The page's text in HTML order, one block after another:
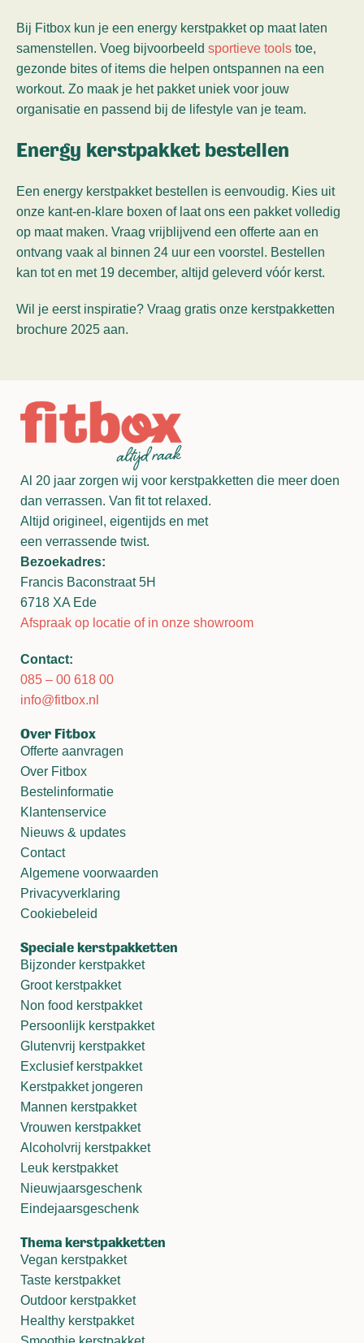
Bij Fitbox kun je een energy kerstpakket op maat laten
samenstellen. Voeg bijvoorbeeld sportieve tools toe,
gezonde bites of items die helpen ontspannen na een
workout. Zo maak je het pakket uniek voor jouw
organisatie en passend bij de lifestyle van je team.
Energy kerstpakket bestellen
Een energy kerstpakket bestellen is eenvoudig. Kies uit
onze kant-en-klare boxen of laat ons een pakket volledig
op maat maken. Vraag vrijblijvend een offerte aan en
ontvang vaak al binnen 24 uur een voorstel. Bestellen
kan tot en met 19 december, altijd geleverd vóór kerst.
Wil je eerst inspiratie? Vraag gratis onze kerstpakketten
brochure 2025 aan.
Al 20 jaar zorgen wij voor kerstpakketten die meer doen
dan verrassen. Van fit tot relaxed.
Altijd origineel, eigentijds en met
een verrassende twist.
Bezoekadres:
Francis Baconstraat 5H
6718 XA Ede
Afspraak op locatie of in onze showroom
Contact:
085 – 00 618 00
info@fitbox.nl
Over Fitbox
Offerte aanvragen
Over Fitbox
Bestelinformatie
Klantenservice
Nieuws & updates
Contact
Algemene voorwaarden
Privacyverklaring
Cookiebeleid
Speciale kerstpakketten
Bijzonder kerstpakket
Groot kerstpakket
Non food kerstpakket
Persoonlijk kerstpakket
Glutenvrij kerstpakket
Exclusief kerstpakket
Kerstpakket jongeren
Mannen kerstpakket
Vrouwen kerstpakket
Alcoholvrij kerstpakket
Leuk kerstpakket
Nieuwjaarsgeschenk
Eindejaarsgeschenk
Thema kerstpakketten
Vegan kerstpakket
Taste kerstpakket
Outdoor kerstpakket
Healthy kerstpakket